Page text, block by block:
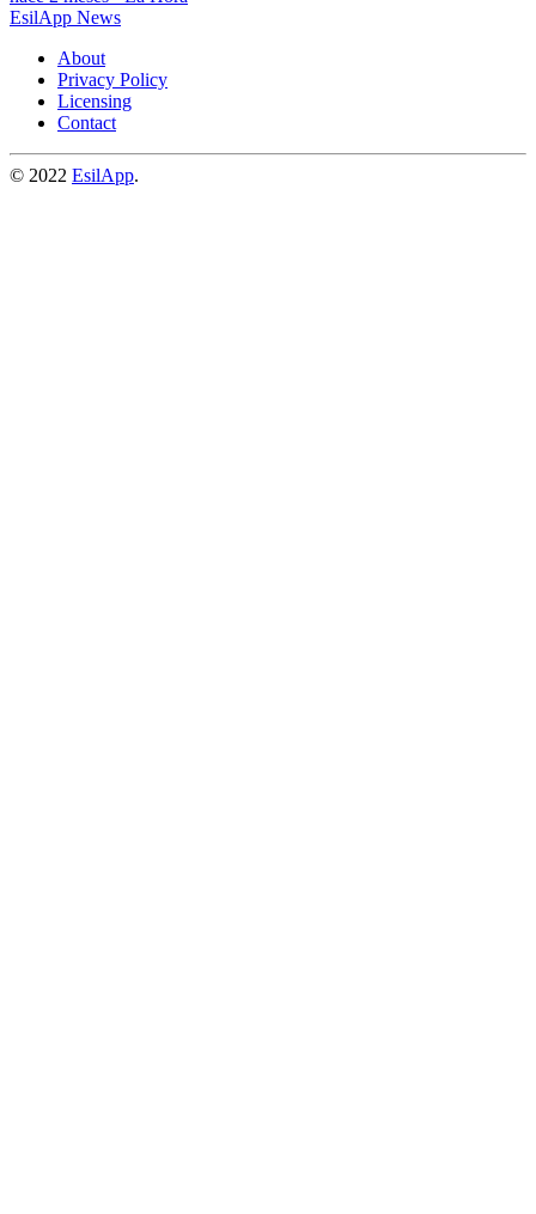
EsilApp News
About
Privacy Policy
Licensing
Contact
© 2022 EsilApp.